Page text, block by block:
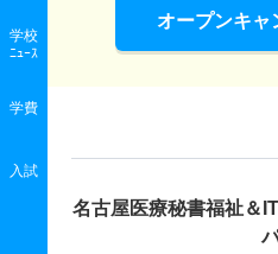
学校
ﾆｭｰｽ
学費
入試
オープンキャ
名古屋医療秘書福祉＆